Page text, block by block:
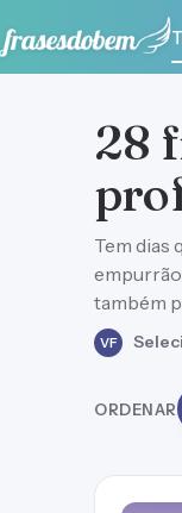
28
Tem dias
empurrão
também
VF
ORDENAR